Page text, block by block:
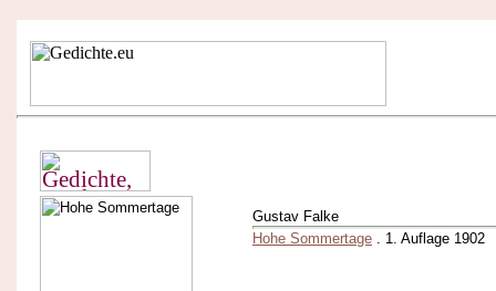
Gustav Falke
Hohe Sommertage . 1. Auflage 1902